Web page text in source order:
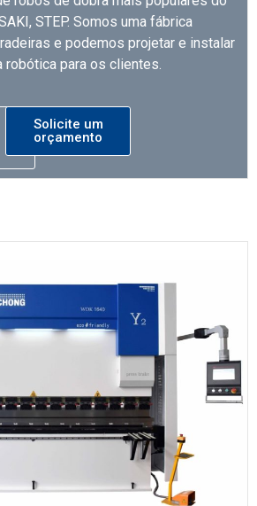
STEP. Somos uma fábrica
e podemos projetar e instalar
robótica para os clientes.
Solicite um
orçamento